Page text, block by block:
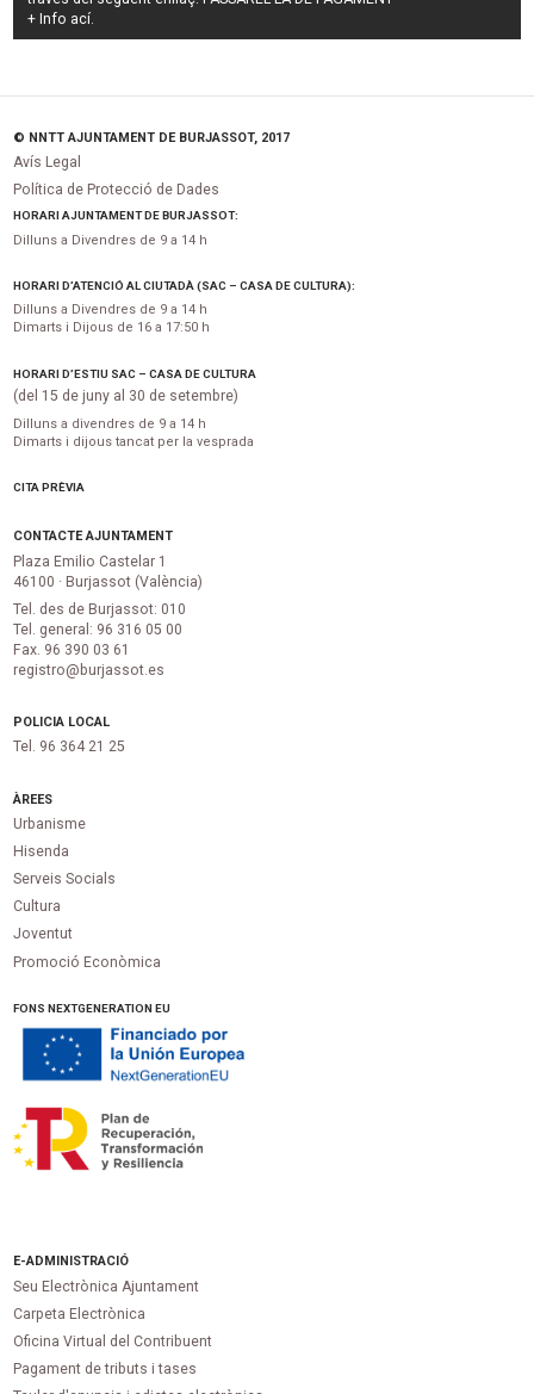
+ Info ací.
© NNTT AJUNTAMENT DE BURJASSOT, 2017
Avís Legal
Política de Protecció de Dades
HORARI AJUNTAMENT DE BURJASSOT:
Dilluns a Divendres de 9 a 14 h
HORARI D’ATENCIÓ AL CIUTADÀ (SAC – CASA DE CULTURA):
Dilluns a Divendres de 9 a 14 h
Dimarts i Dijous de 16 a 17:50 h
HORARI D’ESTIU SAC – CASA DE CULTURA
(del 15 de juny al 30 de setembre)
Dilluns a divendres de 9 a 14 h
Dimarts i dijous tancat per la vesprada
CITA PRÈVIA
CONTACTE AJUNTAMENT
Plaza Emilio Castelar 1
46100 · Burjassot (València)
Tel. des de Burjassot: 010
Tel. general: 96 316 05 00
Fax. 96 390 03 61
registro@burjassot.es
POLICIA LOCAL
Tel. 96 364 21 25
ÀREES
Urbanisme
Hisenda
Serveis Socials
Cultura
Joventut
Promoció Econòmica
FONS NEXTGENERATION EU
E-ADMINISTRACIÓ
Seu Electrònica Ajuntament
Carpeta Electrònica
Oficina Virtual del Contribuent
Pagament de tributs i tases